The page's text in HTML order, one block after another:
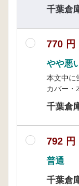
千葉倉
770 円
やや悪
本文中に
カバー・
千葉倉
792 円
普通
千葉倉